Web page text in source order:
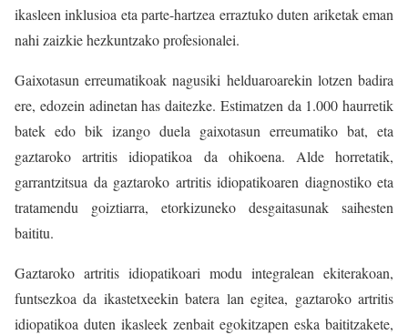
ikasleen inklusioa eta parte-hartzea erraztuko duten ariketak eman
nahi zaizkie hezkuntzako profesionalei.
Gaixotasun erreumatikoak nagusiki helduaroarekin lotzen badira
ere, edozein adinetan has daitezke. Estimatzen da 1.000 haurretik
batek edo bik izango duela gaixotasun erreumatiko bat, eta
gaztaroko artritis idiopatikoa da ohikoena. Alde horretatik,
garrantzitsua da gaztaroko artritis idiopatikoaren diagnostiko eta
tratamendu goiztiarra, etorkizuneko desgaitasunak saihesten
baititu.
Gaztaroko artritis idiopatikoari modu integralean ekiterakoan,
funtsezkoa da ikastetxeekin batera lan egitea, gaztaroko artritis
idiopatikoa duten ikasleek zenbait egokitzapen eska baititzakete,